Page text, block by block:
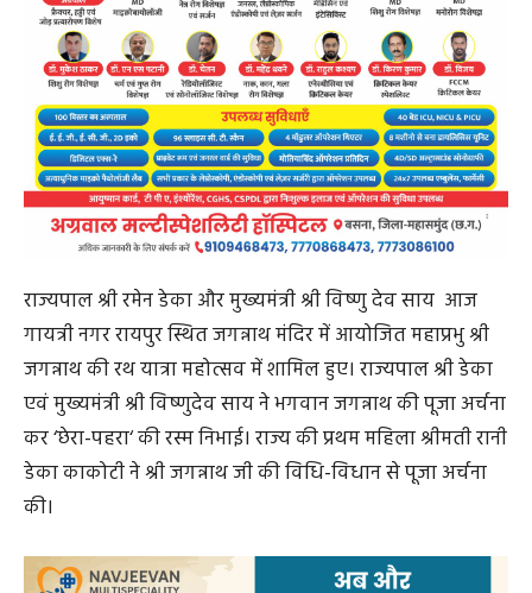
राज्यपाल श्री रमेन डेका और मुख्यमंत्री श्री विष्णु देव साय आज
गायत्री नगर रायपुर स्थित जगन्नाथ मंदिर में आयोजित महाप्रभु श्री
जगन्नाथ की रथ यात्रा महोत्सव में शामिल हुए। राज्यपाल श्री डेका
एवं मुख्यमंत्री श्री विष्णुदेव साय ने भगवान जगन्नाथ की पूजा अर्चना
कर ‘छेरा-पहरा‘ की रस्म निभाई। राज्य की प्रथम महिला श्रीमती रानी
डेका काकोटी ने श्री जगन्नाथ जी की विधि-विधान से पूजा अर्चना
की।